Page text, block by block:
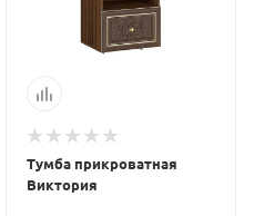
Тумба прикроватная
Виктория